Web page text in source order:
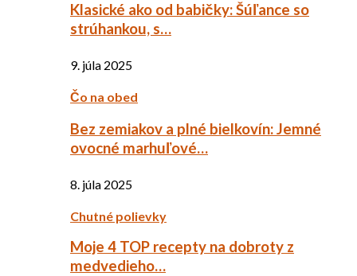
Klasické ako od babičky: Šúľance so
strúhankou, s…
9. júla 2025
Čo na obed
Bez zemiakov a plné bielkovín: Jemné
ovocné marhuľové…
8. júla 2025
Chutné polievky
Moje 4 TOP recepty na dobroty z
medvedieho…